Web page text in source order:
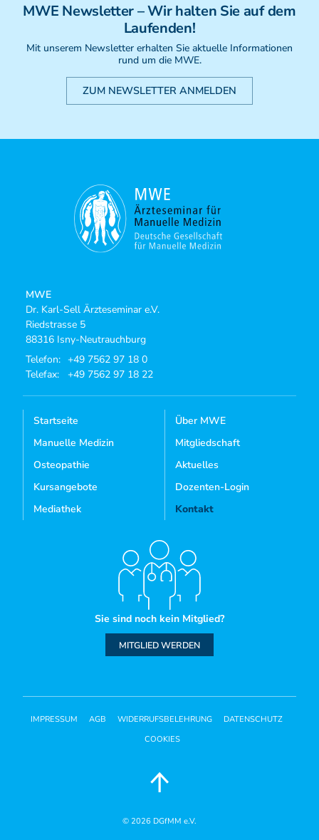
MWE Newsletter– Wir halten Sie auf dem
Laufenden!
Mit unserem Newsletter erhalten Sie aktuelle Informationen
rund um die MWE.
ZUM NEWSLETTER ANMELDEN
MWE
Dr. Karl-Sell Ärzteseminar e.V.
Riedstrasse 5
88316 Isny-Neutrauchburg
Telefon: +49 7562 97 18 0
Telefax:
+49 7562 97 18 22
Startseite
Manuelle Medizin
Osteopathie
Kursangebote
Mediathek
Über MWE
Mitgliedschaft
Aktuelles
Dozenten-Login
Kontakt
Sie sind noch kein Mitglied?
MITGLIED WERDEN
IMPRESSUM AGB WIDERRUFSBELEHRUNG
DATENSCHUTZ
COOKIES
© 2026 DGfMM e.V.